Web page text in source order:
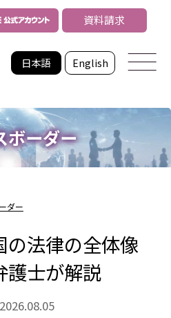
日本語 English
資料請求
ボーダー
ダー
の法律の全体像
護士が解説
2026.08.05